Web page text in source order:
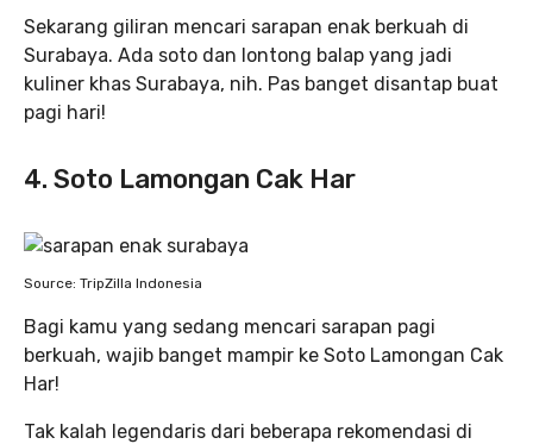
Sekarang giliran mencari sarapan enak berkuah di
Surabaya. Ada soto dan lontong balap yang jadi
kuliner khas Surabaya, nih. Pas banget disantap buat
pagi hari!
4. Soto Lamongan Cak Har
Source: TripZilla Indonesia
Bagi kamu yang sedang mencari sarapan pagi
berkuah, wajib banget mampir ke Soto Lamongan Cak
Har!
Tak kalah legendaris dari beberapa rekomendasi di